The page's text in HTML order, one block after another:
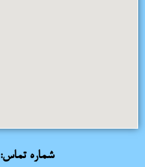
شماره تماس: